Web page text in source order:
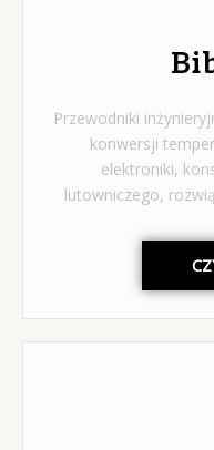
Przewodniki
konwersji
elektroniki,
lutowniczego,